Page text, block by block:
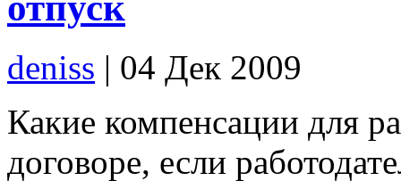
deniss | 04 Дек 2009
Какие компенсации для
договоре, если